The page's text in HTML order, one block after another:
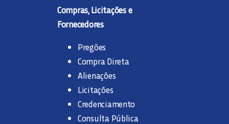
Compras, Licitações e
Fornecedores
Pregões
Compra Direta
Alienações
Licitações
Credenciamento
Consulta Pública